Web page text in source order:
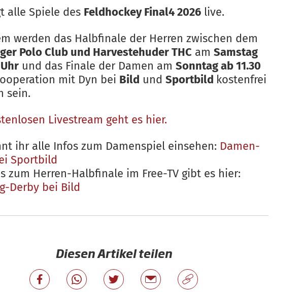
alle Spiele des Feldhockey Final4 2026 live.
werden das Halbfinale der Herren zwischen dem
Polo Club und Harvestehuder THC amSamstag
und das Finale der Damen amSonntag ab 11.30
mit Dyn bei Bild undSportbild kostenfrei
sein.
Livestream geht es hier.
ihr alle Infos zum Damenspiel einsehen: Damen-
Sportbild
zum Herren-Halbfinale im Free-TV gibt es hier:
Derby bei Bild
Diesen Artikel teilen